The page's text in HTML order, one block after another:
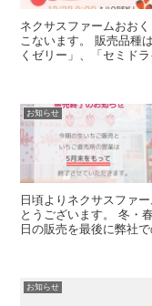
ネクサスファームおお
こないます。 販売品種
くゼリー」、「セミド
お知らせ
日頃よりネクサスファ
とうございます。 冬・
日の販売を最後に弊社
お知らせ